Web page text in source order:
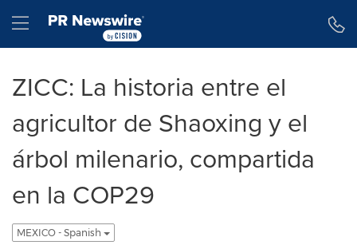
Hamburger menu
ZICC: La historia entre el
agricultor de Shaoxing y el
árbol milenario, compartida
en la COP29
MEXICO - Spanish